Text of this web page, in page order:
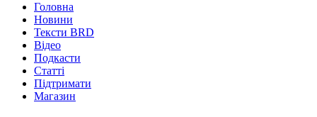
Головна
Новини
Тексти BRD
Відео
Подкасти
Статті
Підтримати
Магазин